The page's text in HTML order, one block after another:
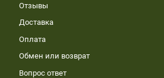
Отзывы
Доставка
Оплата
Обмен или возврат
Вопрос ответ